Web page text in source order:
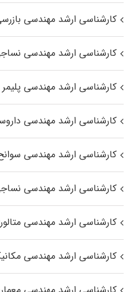
کارشناسی ارشد مهندسی
کارشناسی ارشد مهندسی
کارشناسی ارشد مهندسی
کارشناسی ارشد مهندسی
کارشناسی ارشد مهندسی
کارشناسی ارشد مهندسی
کارشناسی ارشد مهندسی
کارشناسی ارشد مهندسی